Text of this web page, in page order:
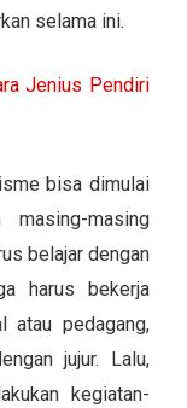
selama ini.
Jenius Pendiri
bisa dimulai
masing
belajar dengan
harus bekerja
atau pedagang,
jujur. Lalu,
kegiatan-